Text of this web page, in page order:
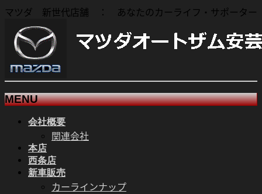
マツダ 新世代店舗 ： あなたのカーライフ・サポーター
MENU
会社概要
関連会社
本店
西条店
新車販売
カーラインナップ